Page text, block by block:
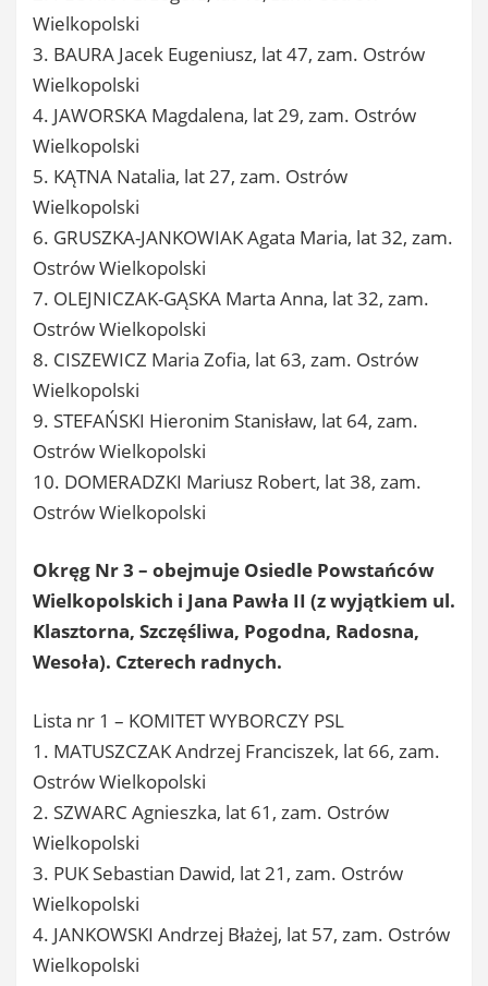
Wielkopolski
3. BAURA Jacek Eugeniusz, lat 47, zam. Ostrów
Wielkopolski
4. JAWORSKA Magdalena, lat 29, zam. Ostrów
Wielkopolski
5. KĄTNA Natalia, lat 27, zam. Ostrów
Wielkopolski
6. GRUSZKA-JANKOWIAK Agata Maria, lat 32, zam.
Ostrów Wielkopolski
7. OLEJNICZAK-GĄSKA Marta Anna, lat 32, zam.
Ostrów Wielkopolski
8. CISZEWICZ Maria Zofia, lat 63, zam. Ostrów
Wielkopolski
9. STEFAŃSKI Hieronim Stanisław, lat 64, zam.
Ostrów Wielkopolski
10. DOMERADZKI Mariusz Robert, lat 38, zam.
Ostrów Wielkopolski
Okręg Nr 3 – obejmuje Osiedle Powstańców
Wielkopolskich i Jana Pawła II (z wyjątkiem ul.
Klasztorna, Szczęśliwa, Pogodna, Radosna,
Wesoła). Czterech radnych.
Lista nr 1 – KOMITET WYBORCZY PSL
1. MATUSZCZAK Andrzej Franciszek, lat 66, zam.
Ostrów Wielkopolski
2. SZWARC Agnieszka, lat 61, zam. Ostrów
Wielkopolski
3. PUK Sebastian Dawid, lat 21, zam. Ostrów
Wielkopolski
4. JANKOWSKI Andrzej Błażej, lat 57, zam. Ostrów
Wielkopolski